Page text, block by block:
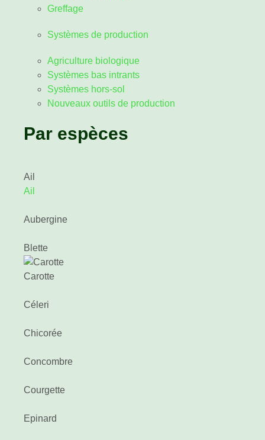
Greffage
Systèmes de production
Agriculture biologique
Systèmes bas intrants
Systèmes hors-sol
Nouveaux outils de production
Par espèces
Ail
Ail
Aubergine
Blette
Carotte
Céleri
Chicorée
Concombre
Courgette
Epinard